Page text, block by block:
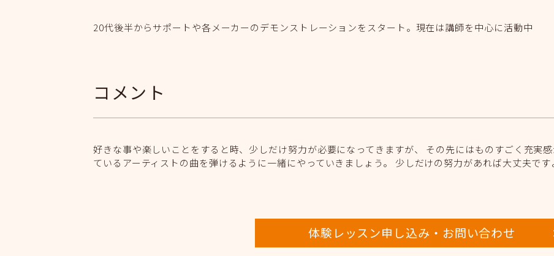
20代後半からサポートや各メーカーのデモンストレーションをスタート。現在は講師を中心に活動中
コメント
好きな事や楽しいことをすると時、少しだけ努力が必要になってきますが、 その先にはものすごく充実
ているアーティストの曲を弾けるように一緒にやっていきましょう。 少しだけの努力があれば大丈夫です
体験レッスン申し込み・お問い合わせ